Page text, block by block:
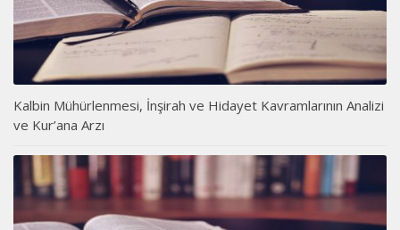
Kalbin Mühürlenmesi, İnşirah ve Hidayet Kavramlarının Analizi
ve Kur’ana Arzı